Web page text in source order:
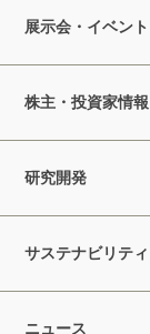
展示会・イベント
株主・投資家情報
研究開発
サステナビリティ
ニュース